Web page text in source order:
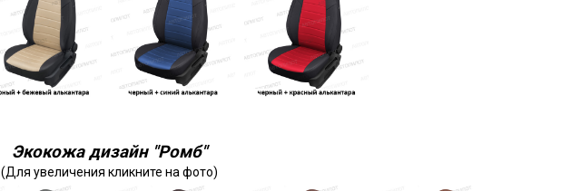
Экокожа дизайн "Ромб"
(Для увеличения кликните на фото)